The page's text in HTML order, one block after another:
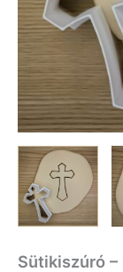
Sütikiszúró –